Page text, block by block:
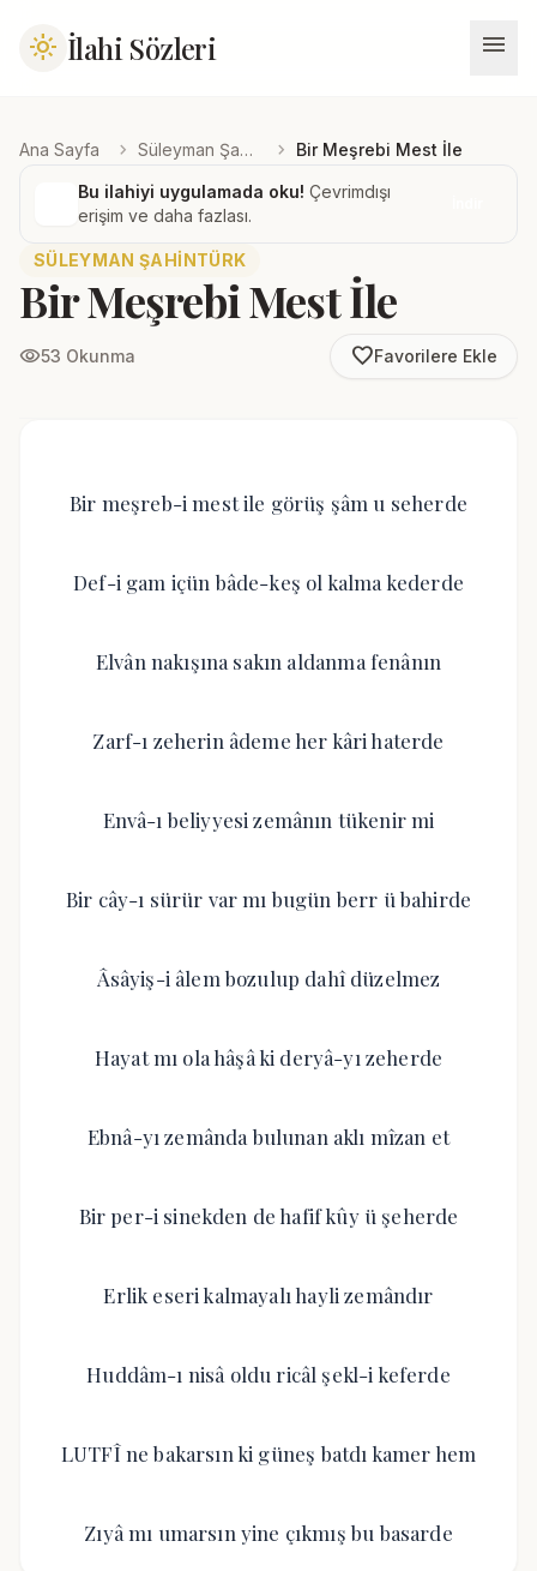
light_mode İlahi Sözleri menu
Ana Sayfa chevron_right Süleyman Şahintürk chevron_right Bir Meşrebi Mest İle
Bu ilahiyi uygulamada oku! Çevrimdışı
erişim ve daha fazlası.
SÜLEYMAN ŞAHINTÜRK
Bir Meşrebi Mest İle
visibility53 Okunma favorite_borderFavorilere Ekle
Bir meşreb-i mest ile görüş şâm u seherde
Def-i gam içün bâde-keş ol kalma kederde
Elvân nakışına sakın aldanma fenânın
Zarf-ı zeherin âdeme her kâri haterde
Envâ-ı beliyyesi zemânın tükenir mi
Bir cây-ı sürür var mı bugün berr ü bahirde
Âsâyiş-i âlem bozulup dahî düzelmez
Hayat mı ola hâşâ ki deryâ-yı zeherde
Ebnâ-yı zemânda bulunan aklı mîzan et
Bir per-i sinekden de hafif kûy ü şeherde
Erlik eseri kalmayalı hayli zemândır
Huddâm-ı nisâ oldu ricâl şekl-i keferde
LUTFÎ ne bakarsın ki güneş batdı kamer hem
Zıyâ mı umarsın yine çıkmış bu basarde